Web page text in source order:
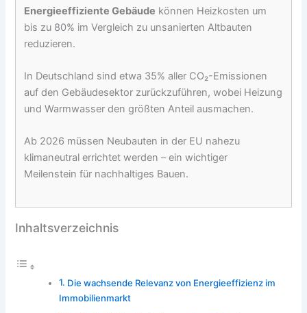
Energieeffiziente Gebäude können Heizkosten um
bis zu 80% im Vergleich zu unsanierten Altbauten
reduzieren.
In Deutschland sind etwa 35% aller CO₂-Emissionen
auf den Gebäudesektor zurückzuführen, wobei Heizung
und Warmwasser den größten Anteil ausmachen.
Ab 2026 müssen Neubauten in der EU nahezu
klimaneutral errichtet werden – ein wichtiger
Meilenstein für nachhaltiges Bauen.
Inhaltsverzeichnis
Die wachsende Relevanz von Energieeffizienz im
Immobilienmarkt